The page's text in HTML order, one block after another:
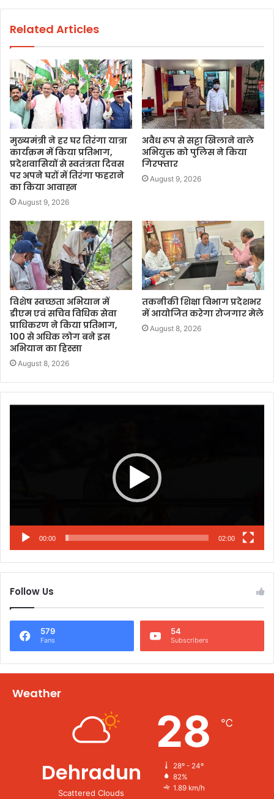
Related Articles
मुख्यमंत्री ने हर घर तिरंगा यात्रा
कार्यक्रम में किया प्रतिभाग,
प्रदेशवासियों से स्वतंत्रता दिवस
पर अपने घरों में तिरंगा फहराने
का किया आवाह्न
August 9, 2026
अवैध रूप से सट्टा खिलाने वाले
अभियुक्त को पुलिस ने किया
गिरफ्तार
August 9, 2026
विशेष स्वच्छता अभियान में
डीएम एवं सचिव विधिक सेवा
प्राधिकरण ने किया प्रतिभाग,
100 से अधिक लोग बने इस
अभियान का हिस्सा
August 8, 2026
तकनीकी शिक्षा विभाग प्रदेशभर
में आयोजित करेगा रोजगार मेले
August 8, 2026
00:00 02:00
Follow Us
579
Fans
54
Subscribers
Weather
Dehradun
Scattered Clouds
28 ℃
28º - 24º
82%
1.89 km/h